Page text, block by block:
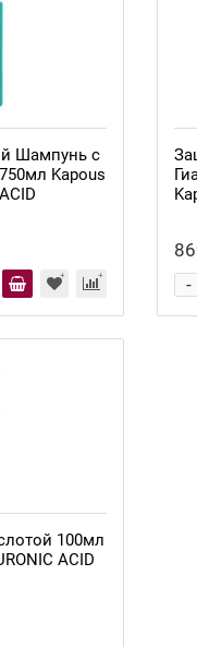
Шампунь с
Kapous
-
100мл
ACID